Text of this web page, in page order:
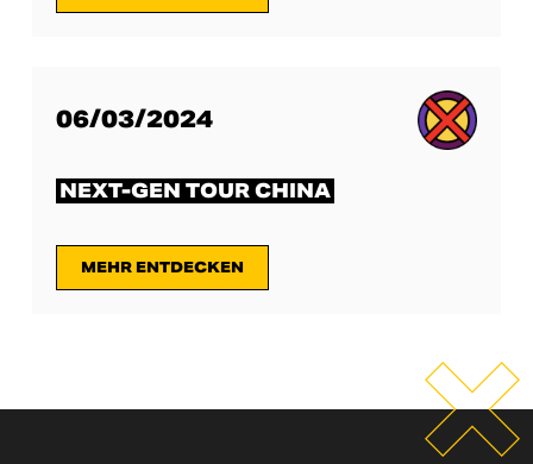
06/03/2024
NEXT-GEN TOUR CHINA
MEHR ENTDECKEN